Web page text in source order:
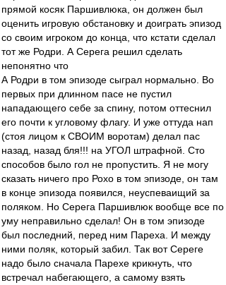
прямой косяк Паршивлюка, он должен был
оценить игровую обстановку и доиграть эпизод
со своим игроком до конца, что кстати сделал
тот же Родри. А Серега решил сделать
непонятно что
А Родри в том эпизоде сыграл нормально. Во
первых при длинном пасе не пустил
нападающего себе за спину, потом оттеснил
его почти к угловому флагу. И уже оттуда нап
(стоя лицом к СВОИМ воротам) делал пас
назад, назад бля!!! на УГОЛ штрафной. Сто
способов было гол не пропустить. Я не могу
сказать ничего про Рохо в том эпизоде, он там
в конце эпизода появился, неуспеваищий за
поляком. Но Серега Паршивлюк вообще все по
уму неправильно сделал! Он в том эпизоде
был последний, перед ним Пареха. И между
ними поляк, который забил. Так вот Сереге
надо было сначала Парехе крикнуть, что
встречал набегающего, а самому взять